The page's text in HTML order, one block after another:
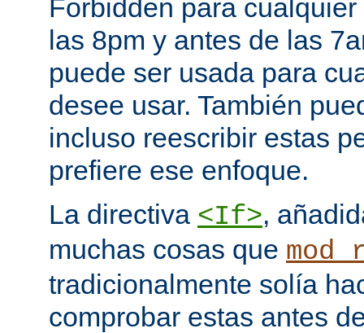
Forbidden para
las 8pm y antes de las
puede ser usada para
desee usar. También
incluso reescribir estas
prefiere ese enfoque.
La directiva <If>,
muchas cosas que
tradicionalmente solía
comprobar estas antes